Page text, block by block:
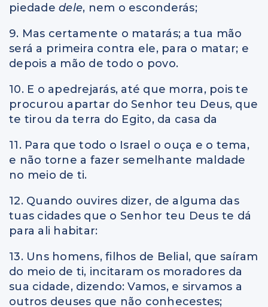
piedade dele, nem o esconderás;
9. Mas certamente o matarás; a tua mão
será a primeira contra ele, para o matar; e
depois a mão de todo o povo.
10. E o apedrejarás, até que morra, pois te
procurou apartar do Senhor teu Deus, que
te tirou da terra do Egito, da casa da
11. Para que todo o Israel o ouça e o tema,
e não torne a fazer semelhante maldade
no meio de ti.
12. Quando ouvires dizer, de alguma das
tuas cidades que o Senhor teu Deus te dá
para ali habitar:
13. Uns homens, filhos de Belial, que saíram
do meio de ti, incitaram os moradores da
sua cidade, dizendo: Vamos, e sirvamos a
outros deuses que não conhecestes;